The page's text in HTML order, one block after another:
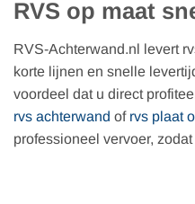
RVS op maat
RVS-Achterwand.nl levert
korte lijnen en snelle
voordeel dat u direct
rvs achterwand of rvs plaat
professioneel vervoer,